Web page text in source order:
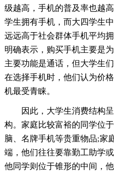
级越高，手机的普及率也越
学生拥有手机，而大四学生
远远高于社会群体手机平均
明确表示，购买手机主要是
主要功能是通话，但大学生
在选择手机时，他们认为价
机最受青睐。
因此，大学生消费结构呈
构。家庭比较富裕的同学位
脑、名牌手机等贵重物品;家
端，他们往往要靠勤工助学
他同学则位于锥形的中间，